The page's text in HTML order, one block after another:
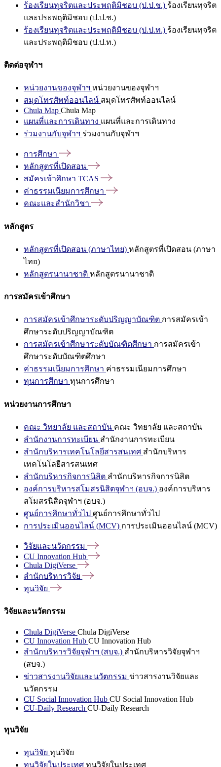
ร้องเรียนทุจริตและประพฤติมิชอบ (ป.ป.ช.) ร้องเรียนทุจริต
และประพฤติมิชอบ (ป.ป.ช.)
ร้องเรียนทุจริตและประพฤติมิชอบ (ป.ป.ท.) ร้องเรียนทุจริต
และประพฤติมิชอบ (ป.ป.ท.)
ติดต่อจุฬาฯ
หน่วยงานของจุฬาฯ หน่วยงานของจุฬาฯ
สมุดโทรศัพท์ออนไลน์ สมุดโทรศัพท์ออนไลน์
Chula Map Chula Map
แผนที่และการเดินทาง แผนที่และการเดินทาง
ร่วมงานกับจุฬาฯ ร่วมงานกับจุฬาฯ
การศึกษา
หลักสูตรที่เปิดสอน
สมัครเข้าศึกษา TCAS
ค่าธรรมเนียมการศึกษา
คณะและสำนักวิชา
หลักสูตร
หลักสูตรที่เปิดสอน (ภาษาไทย) หลักสูตรที่เปิดสอน (ภาษา
ไทย)
หลักสูตรนานาชาติ หลักสูตรนานาชาติ
การสมัครเข้าศึกษา
การสมัครเข้าศึกษาระดับปริญญาบัณฑิต การสมัครเข้า
ศึกษาระดับปริญญาบัณฑิต
การสมัครเข้าศึกษาระดับบัณฑิตศึกษา การสมัครเข้า
ศึกษาระดับบัณฑิตศึกษา
ค่าธรรมเนียมการศึกษา ค่าธรรมเนียมการศึกษา
ทุนการศึกษา ทุนการศึกษา
หน่วยงานการศึกษา
คณะ วิทยาลัย และสถาบัน คณะ วิทยาลัย และสถาบัน
สำนักงานการทะเบียน สำนักงานการทะเบียน
สำนักบริหารเทคโนโลยีสารสนเทศ สำนักบริหาร
เทคโนโลยีสารสนเทศ
สำนักบริหารกิจการนิสิต สำนักบริหารกิจการนิสิต
องค์การบริหารสโมสรนิสิตจุฬาฯ (อบจ.) องค์การบริหาร
สโมสรนิสิตจุฬาฯ (อบจ.)
ศูนย์การศึกษาทั่วไป ศูนย์การศึกษาทั่วไป
การประเมินออนไลน์ (MCV) การประเมินออนไลน์ (MCV)
วิจัยและนวัตกรรม
CU Innovation Hub
Chula DigiVerse
สำนักบริหารวิจัย
ทุนวิจัย
วิจัยและนวัตกรรม
Chula DigiVerse Chula DigiVerse
CU Innovation Hub CU Innovation Hub
สำนักบริหารวิจัยจุฬาฯ (สบจ.) สำนักบริหารวิจัยจุฬาฯ
(สบจ.)
ข่าวสารงานวิจัยและนวัตกรรม ข่าวสารงานวิจัยและ
นวัตกรรม
CU Social Innovation Hub CU Social Innovation Hub
CU-Daily Research CU-Daily Research
ทุนวิจัย
ทุนวิจัย ทุนวิจัย
ทุนวิจัยในประเทศ ทุนวิจัยในประเทศ